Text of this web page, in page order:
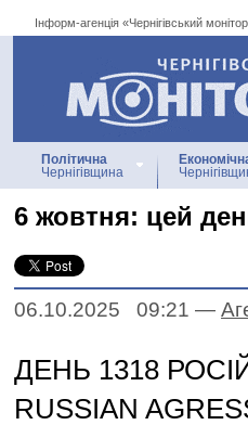
Інформ-агенція «Чернігівський
Інформ-агенція
«Чернігівський
Політична
Чернігівщина
6 жовтня: цей
06.10.2025 09:21 —
ДЕНЬ 1318
RUSSIAN